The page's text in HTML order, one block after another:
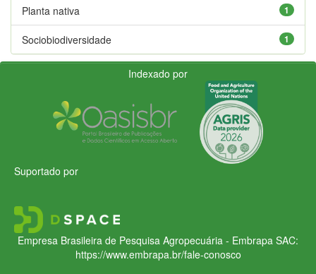
1
Planta nativa
1
Sociobiodiversidade
Indexado por
Suportado por
Empresa Brasileira de Pesquisa Agropecuária - Embrapa SAC:
https://www.embrapa.br/fale-conosco